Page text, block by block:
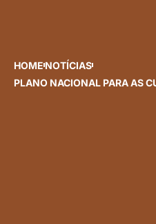
HOME NOTÍCIAS
PLANO NACIONAL PARA AS